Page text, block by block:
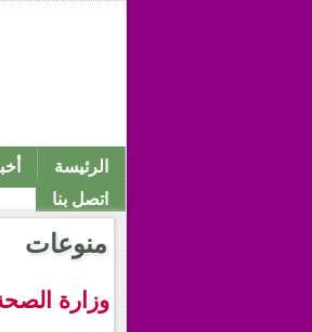
الرئيسة
اتصل بنا
منوعات
وزارة